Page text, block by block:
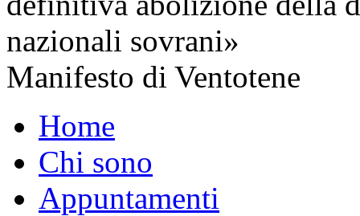
nazionali sovrani»
Manifesto di Ventotene
Home
Chi sono
Appuntamenti